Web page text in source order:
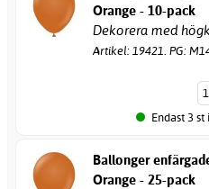
Orange - 10-pack
Dekorera med
Artikel: 19421. PG:
Endast 3
Ballonger
Orange - 25-pack